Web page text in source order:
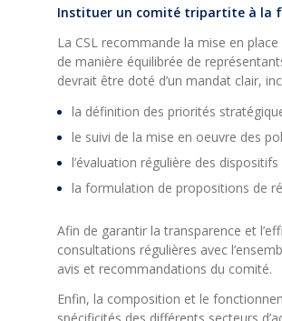
Instituer un comité tripartite à la
La CSL recommande la mise en
de manière équilibrée de
devrait être doté d’un mandat clair,
la définition des priorités
le suivi de la mise en oeuvre des
l’évaluation régulière des
la formulation de propositions de
Afin de garantir la transparence et
consultations régulières avec
avis et recommandations du comité.
Enfin, la composition et le